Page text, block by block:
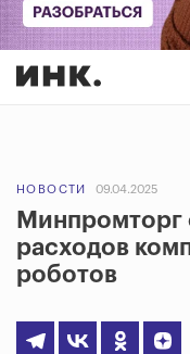
НОВОСТИ 09.04.2025
Минпромторг
расходов
роботов